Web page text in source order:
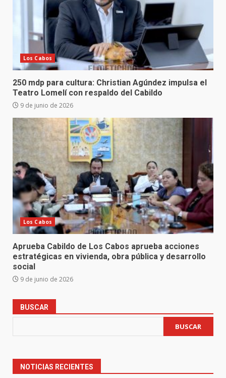
Los Cabos
250 mdp para cultura: Christian Agúndez impulsa el
Teatro Lomelí con respaldo del Cabildo
9 de junio de 2026
Los Cabos
Aprueba Cabildo de Los Cabos aprueba acciones
estratégicas en vivienda, obra pública y desarrollo
social
9 de junio de 2026
BUSCAR
BUSCAR
NOTICIAS RECIENTES